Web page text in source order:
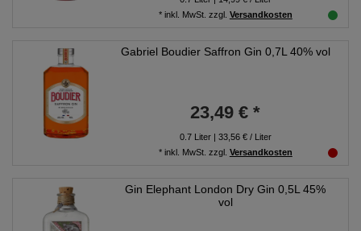
* inkl. MwSt. zzgl. Versandkosten
Gabriel Boudier Saffron Gin 0,7L 40% vol
23,49 € *
0.7Liter| 33,56 € / Liter
* inkl. MwSt. zzgl. Versandkosten
Gin Elephant London Dry Gin 0,5L 45%
vol